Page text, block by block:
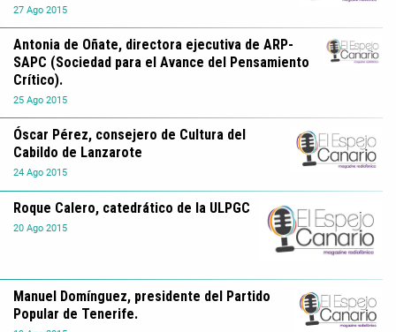
27 Ago 2015
25 Ago 2015
Antonia de Oñate, directora ejecutiva de ARP-
SAPC (Sociedad para el Avance del Pensamiento
Crítico).
24 Ago 2015
Óscar Pérez, consejero de Cultura del
Cabildo de Lanzarote
20 Ago 2015
Roque Calero, catedrático de la ULPGC
Manuel Domínguez, presidente del Partido
Popular de Tenerife.